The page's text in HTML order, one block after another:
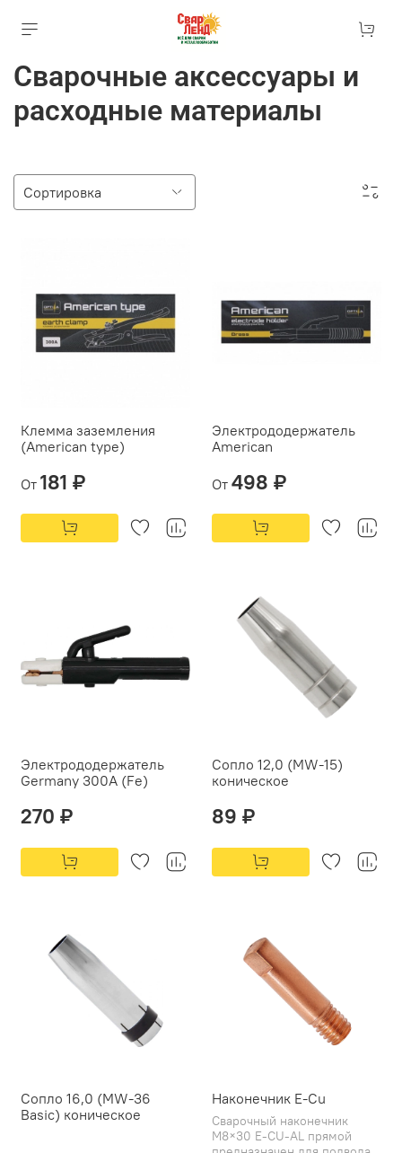
Сварочные аксессуары и
расходные материалы
Клемма заземления
(American type)
От 181 ₽
Электрододержатель
American
От 498 ₽
Электрододержатель
Germany 300А (Fe)
270 ₽
Сопло 12,0 (МW-15)
коническое
89 ₽
Сопло 16,0 (МW-36
Basic) коническое
Наконечник E-Cu
Сварочный наконечник
M8×30 E-CU-AL прямой